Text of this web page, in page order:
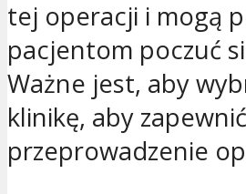
tej operacji i mogą
pacjentom poczuć
Ważne jest, aby
klinikę, aby
przeprowadzenie